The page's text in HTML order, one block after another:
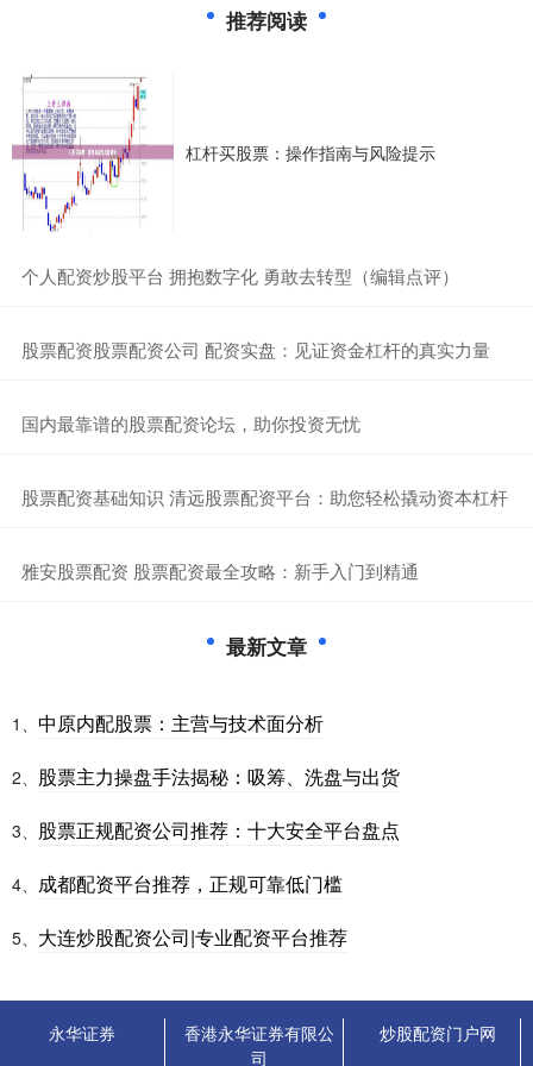
推荐阅读
杠杆买股票：操作指南与风险提示
​个人配资炒股平台 拥抱数字化 勇敢去转型（编辑点评）
​股票配资股票配资公司 配资实盘：见证资金杠杆的真实力量
​国内最靠谱的股票配资论坛，助你投资无忧
​股票配资基础知识 清远股票配资平台：助您轻松撬动资本杠杆
​雅安股票配资 股票配资最全攻略：新手入门到精通
最新文章
1、 中原内配股票：主营与技术面分析
2、 股票主力操盘手法揭秘：吸筹、洗盘与出货
3、 股票正规配资公司推荐：十大安全平台盘点
4、 成都配资平台推荐，正规可靠低门槛
5、 大连炒股配资公司|专业配资平台推荐
永华证券
香港永华证券有限公
司
炒股配资门户网